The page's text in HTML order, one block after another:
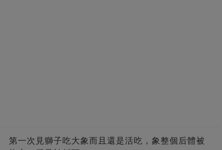
第一次見獅子吃大象而且還是活吃，象整個后體被